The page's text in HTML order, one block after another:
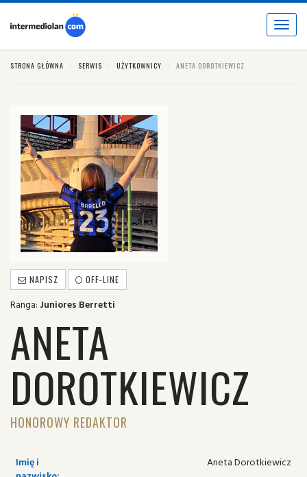
Toggle
STRONA GŁÓWNA SERWIS UŻYTKOWNICY ANETA DOROTKIEWICZ
NAPISZ OFF-LINE
Ranga: Juniores Berretti
ANETA
DOROTKIEWICZ
HONOROWY REDAKTOR
Imię i
Aneta Dorotkiewicz